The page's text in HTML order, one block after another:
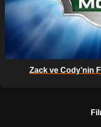
Zack ve Cody’nin